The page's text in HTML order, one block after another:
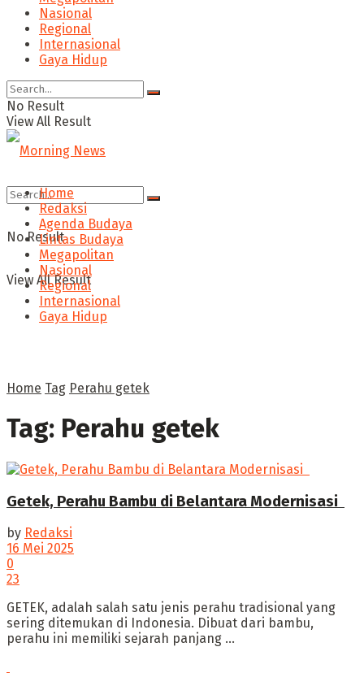
Nasional
Regional
Internasional
Gaya Hidup
No Result
View All Result
No Result
View All Result
Home
Redaksi
Agenda Budaya
Lintas Budaya
Megapolitan
Nasional
Regional
Internasional
Gaya Hidup
Home Tag Perahu getek
Tag: Perahu getek
Getek, Perahu Bambu di Belantara Modernisasi ‎
by Redaksi
16 Mei 2025
0
23
‎GETEK, adalah salah satu jenis perahu tradisional yang
sering ditemukan di Indonesia. Dibuat dari bambu,
perahu ini memiliki sejarah panjang ...